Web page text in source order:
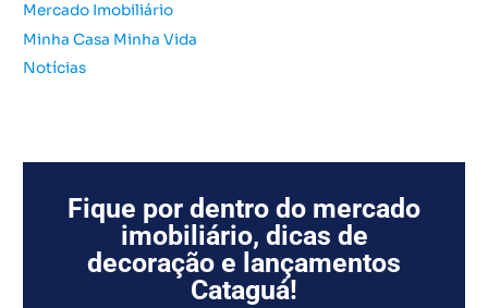
Mercado Imobiliário
Minha Casa Minha Vida
Notícias
Fique por dentro do mercado
imobiliário, dicas de
decoração e lançamentos
Cataguá!